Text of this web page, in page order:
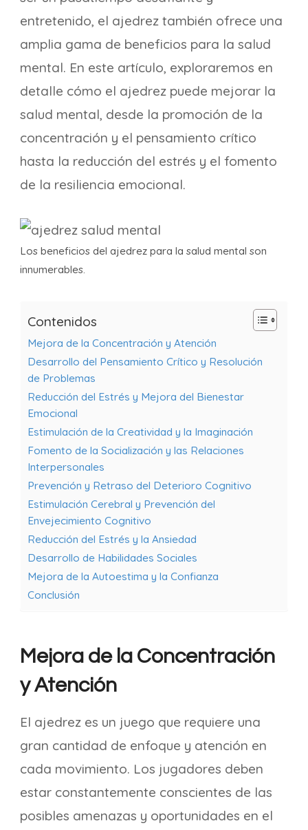
entretenido, el ajedrez también ofrece una
amplia gama de beneficios para la salud
mental. En este artículo, exploraremos en
detalle cómo el ajedrez puede mejorar la
salud mental, desde la promoción de la
concentración y el pensamiento crítico
hasta la reducción del estrés y el fomento
de la resiliencia emocional.
Los beneficios del ajedrez para la salud mental son
innumerables.
Contenidos
Mejora de la Concentración y Atención
Desarrollo del Pensamiento Crítico y Resolución
de Problemas
Reducción del Estrés y Mejora del Bienestar
Emocional
Estimulación de la Creatividad y la Imaginación
Fomento de la Socialización y las Relaciones
Interpersonales
Prevención y Retraso del Deterioro Cognitivo
Estimulación Cerebral y Prevención del
Envejecimiento Cognitivo
Reducción del Estrés y la Ansiedad
Desarrollo de Habilidades Sociales
Mejora de la Autoestima y la Confianza
Conclusión
Mejora de la Concentración
y Atención
El ajedrez es un juego que requiere una
gran cantidad de enfoque y atención en
cada movimiento. Los jugadores deben
estar constantemente conscientes de las
posibles amenazas y oportunidades en el